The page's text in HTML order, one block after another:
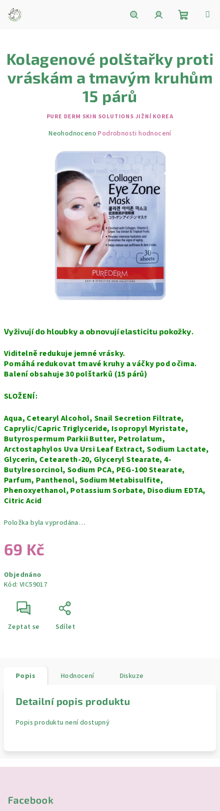
obsah
košík
Vyživují do hloubky a obnovují elasticitu pokožky.
Viditelně redukuje jemné vrásky.
Pomáhá redukovat tmavé kruhy a váčky pod očima.
Balení obsahuje 30 polštarků (15 párů)
SLOŽENÍ:
Aqua, Cetearyl Alcohol, Snail Secretion Filtrate,
Caprylic/Capric Triglyceride, Isopropyl Myristate,
Butyrospermum Parkii Butter, Petrolatum,
Arctostaphylos Uva Ursi Leaf Extract, Sodium Lactate,
Glycerin, Ceteareth-20, Glyceryl Stearate, 4-
Butylresorcinol, Sodium PCA, PEG-100 Stearate,
Parfum, Panthenol, Sodium Metabisulfite,
Phenoxyethanol, Potassium Sorbate, Disodium EDTA,
Citric Acid
Položka byla vyprodána…
69 Kč
cena:
Objednáno
Kód: VIC59017
Zeptat se Sdílet
Kolagenové polštařky ​​proti
vráskám a tmavým kruhům
15 párů
PURE DERM SKIN SOLUTIONS JIŽNÍ KOREA
Průměrné
produktu
0,0
hvězdiček.
Neohodnoceno Podrobnosti hodnocení
Popis Hodnocení Diskuze
Detailní popis produktu
Popis produktu není dostupný
Facebook